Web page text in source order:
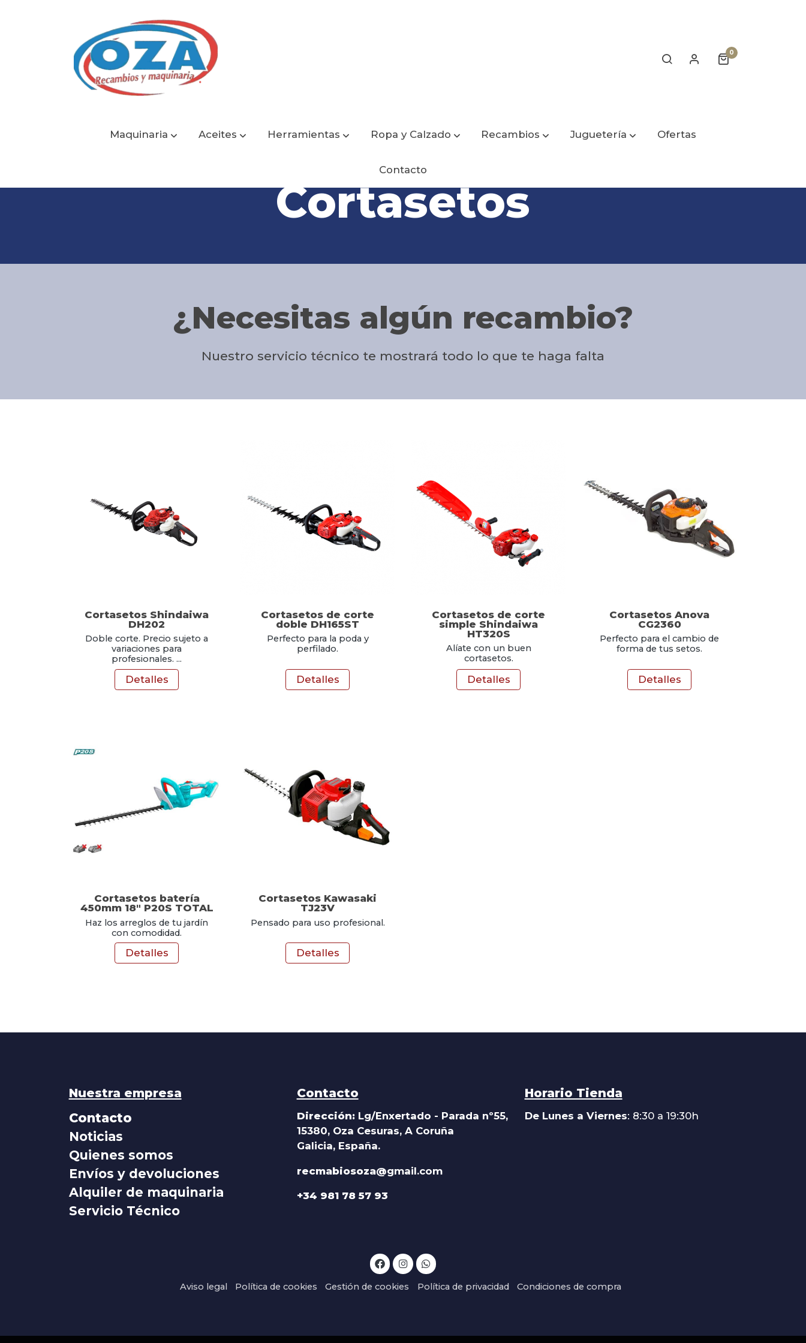
0
Maquinaria Aceites Herramientas Ropa y Calzado Recambios Juguetería Ofertas
Contacto
Cortasetos
¿Necesitas algún recambio?
Nuestro servicio técnico te mostrará todo lo que te haga falta
Cortasetos Shindaiwa
DH202
Doble corte. Precio sujeto a
variaciones para
profesionales. ...
Detalles
Cortasetos de corte
doble DH165ST
Perfecto para la poda y
perfilado.
Detalles
Cortasetos de corte
simple Shindaiwa
HT320S
Alíate con un buen
cortasetos.
Detalles
Cortasetos Anova
CG2360
Perfecto para el cambio de
forma de tus setos.
Detalles
Cortasetos batería
450mm 18" P20S TOTAL
Haz los arreglos de tu jardín
con comodidad.
Detalles
Cortasetos Kawasaki
TJ23V
Pensado para uso profesional.
Detalles
Nuestra empresa
Contacto
Noticias
Quienes somos
Envíos y devoluciones
Alquiler de maquinaria
Servicio Técnico
Contacto
Dirección: Lg/Enxertado - Parada nº55,
15380, Oza Cesuras, A Coruña
Galicia, España.
recmabiosoza@gmail.com
+34 981 78 57 93
Horario Tienda
De Lunes a Viernes: 8:30 a 19:30h
Aviso legal Política de cookies Gestión de cookies Política de privacidad Condiciones de compra